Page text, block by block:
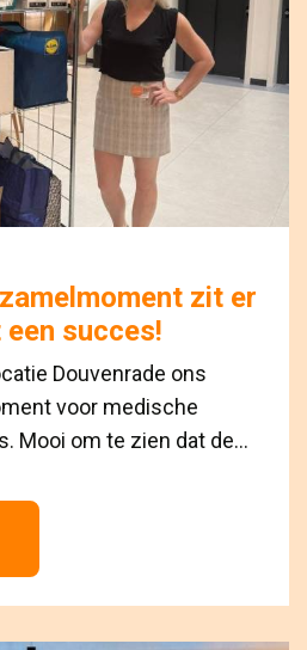
zit er
succes!
Douvenrade ons
voor medische
Mooi om te zien dat de...